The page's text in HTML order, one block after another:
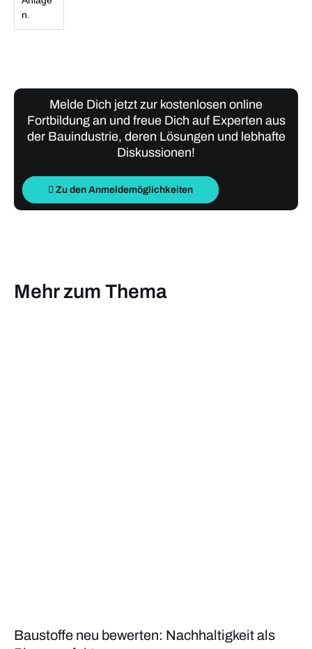
n.
Melde Dich jetzt zur kostenlosen online
Fortbildung an und freue Dich auf Experten aus
der Bauindustrie, deren Lösungen und lebhafte
Diskussionen!
Zu den Anmeldemöglichkeiten
Mehr zum Thema
Baustoffe neu bewerten: Nachhaltigkeit als